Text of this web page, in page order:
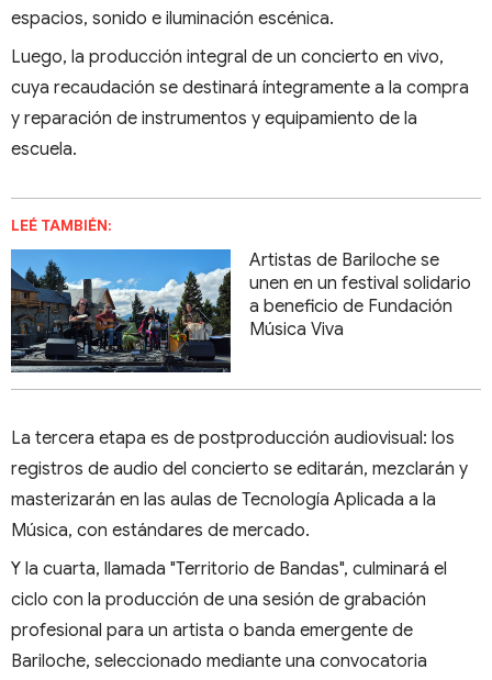
espacios, sonido e iluminación escénica.
Luego, la producción integral de un concierto en vivo,
cuya recaudación se destinará íntegramente a la compra
y reparación de instrumentos y equipamiento de la
escuela.
LEÉ TAMBIÉN:
Artistas de Bariloche se
unen en un festival solidario
a beneficio de Fundación
Música Viva
La tercera etapa es de postproducción audiovisual: los
registros de audio del concierto se editarán, mezclarán y
masterizarán en las aulas de Tecnología Aplicada a la
Música, con estándares de mercado.
Y la cuarta, llamada "Territorio de Bandas", culminará el
ciclo con la producción de una sesión de grabación
profesional para un artista o banda emergente de
Bariloche, seleccionado mediante una convocatoria